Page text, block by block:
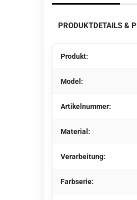
PRODUKTDETAILS &
Produkt:
Model:
Artikelnummer:
Material:
Verarbeitung:
Farbserie: